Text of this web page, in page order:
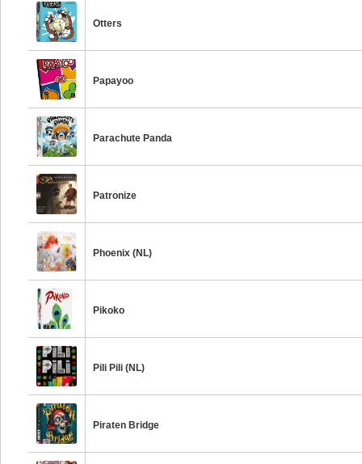
Otters
Papayoo
Parachute Panda
Patronize
Phoenix (NL)
Pikoko
Pili Pili (NL)
Piraten Bridge